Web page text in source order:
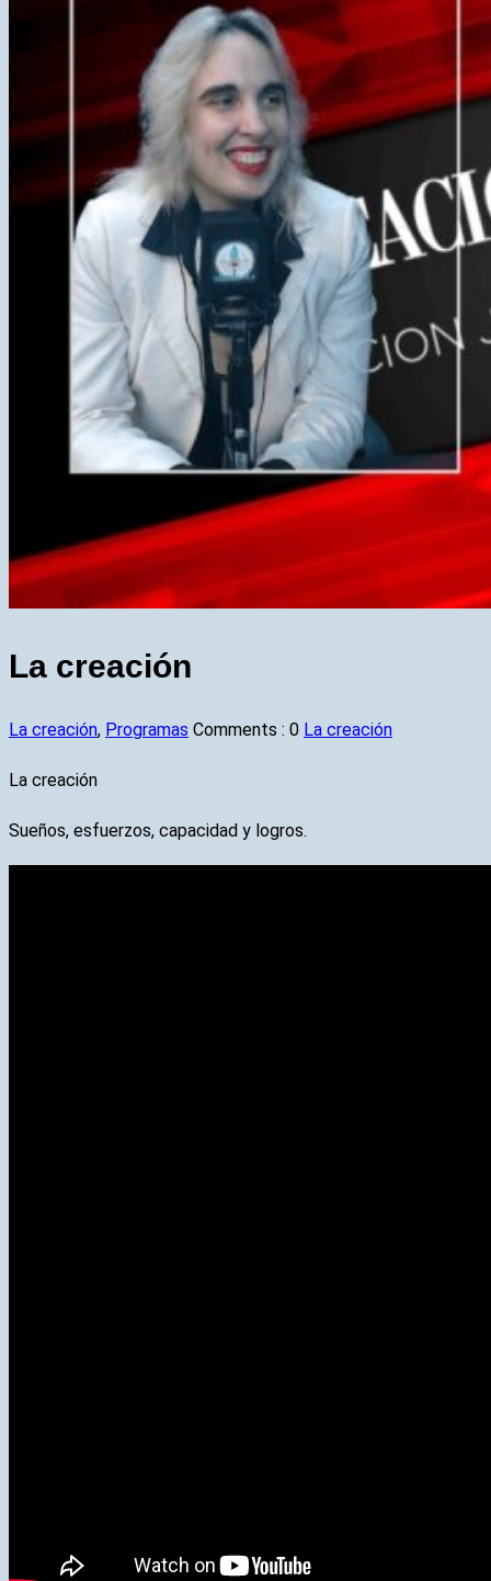
La creación
La creación, Programas Comments : 0 La creación
La creación
Sueños, esfuerzos, capacidad y logros.